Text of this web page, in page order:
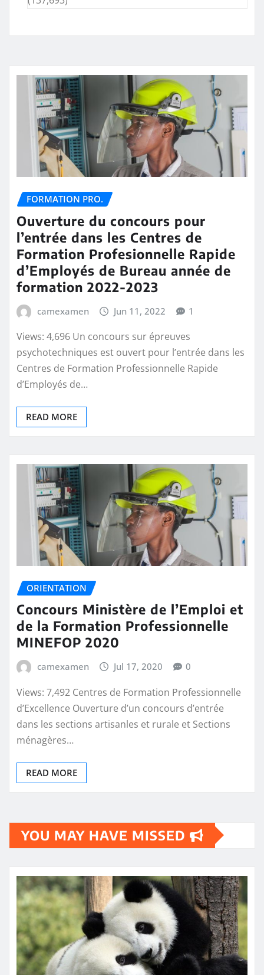
FORMATION PRO.
Ouverture du concours pour
l’entrée dans les Centres de
Formation Profesionnelle Rapide
d’Employés de Bureau année de
formation 2022-2023
camexamen Jun 11, 2022 1
Views: 4,696 Un concours sur épreuves
psychotechniques est ouvert pour l’entrée dans les
Centres de Formation Professionnelle Rapide
d’Employés de…
READ MORE
ORIENTATION
Concours Ministère de l’Emploi et
de la Formation Professionnelle
MINEFOP 2020
camexamen Jul 17, 2020 0
Views: 7,492 Centres de Formation Professionnelle
d’Excellence Ouverture d’un concours d’entrée
dans les sections artisanles et rurale et Sections
ménagères…
READ MORE
YOU MAY HAVE MISSED